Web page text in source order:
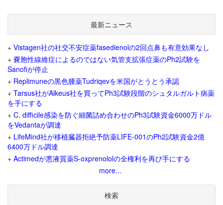
最新ニュース
+ Vistagen社の社交不安症薬fasedienolの2回点鼻も有意効果なし
+ 嚢胞性線維症によるのではない気管支拡張症薬のPh2試験を
Sanofiが停止
+ Replimuneの黒色腫薬Tudriqevを米国がとうとう承認
+ Tarsus社がAlkeus社を買ってPh3試験段階のシュタルガルト病薬
を手にする
+ C. difficile感染を防ぐ細菌詰め合わせのPh3試験資金6000万ドル
をVedantaが調達
+ LifeMind社が移植臓器拒絶予防薬LIFE-001のPh2試験資金2億
6400万ドル調達
+ Actimedが悪液質薬S-oxprenololの全権利を再び手にする
more...
検索